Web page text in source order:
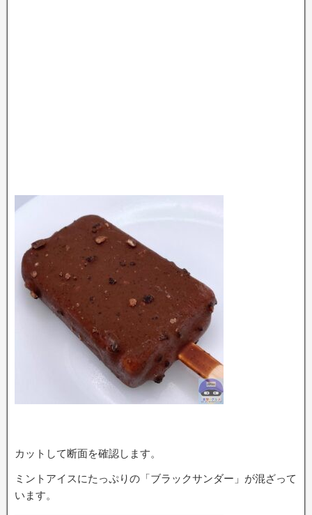
カットして断面を確認します。
ミントアイスにたっぷりの「ブラックサンダー」が混ざって
います。